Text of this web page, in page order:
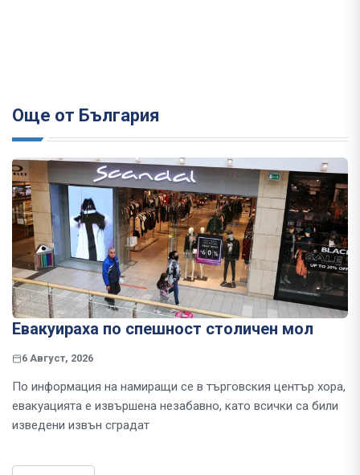
Още от България
Евакуираха по спешност столичен мол
6 Август, 2026
По информация на намиращи се в търговския център хора,
евакуацията е извършена незабавно, като всички са били
изведени извън сградат